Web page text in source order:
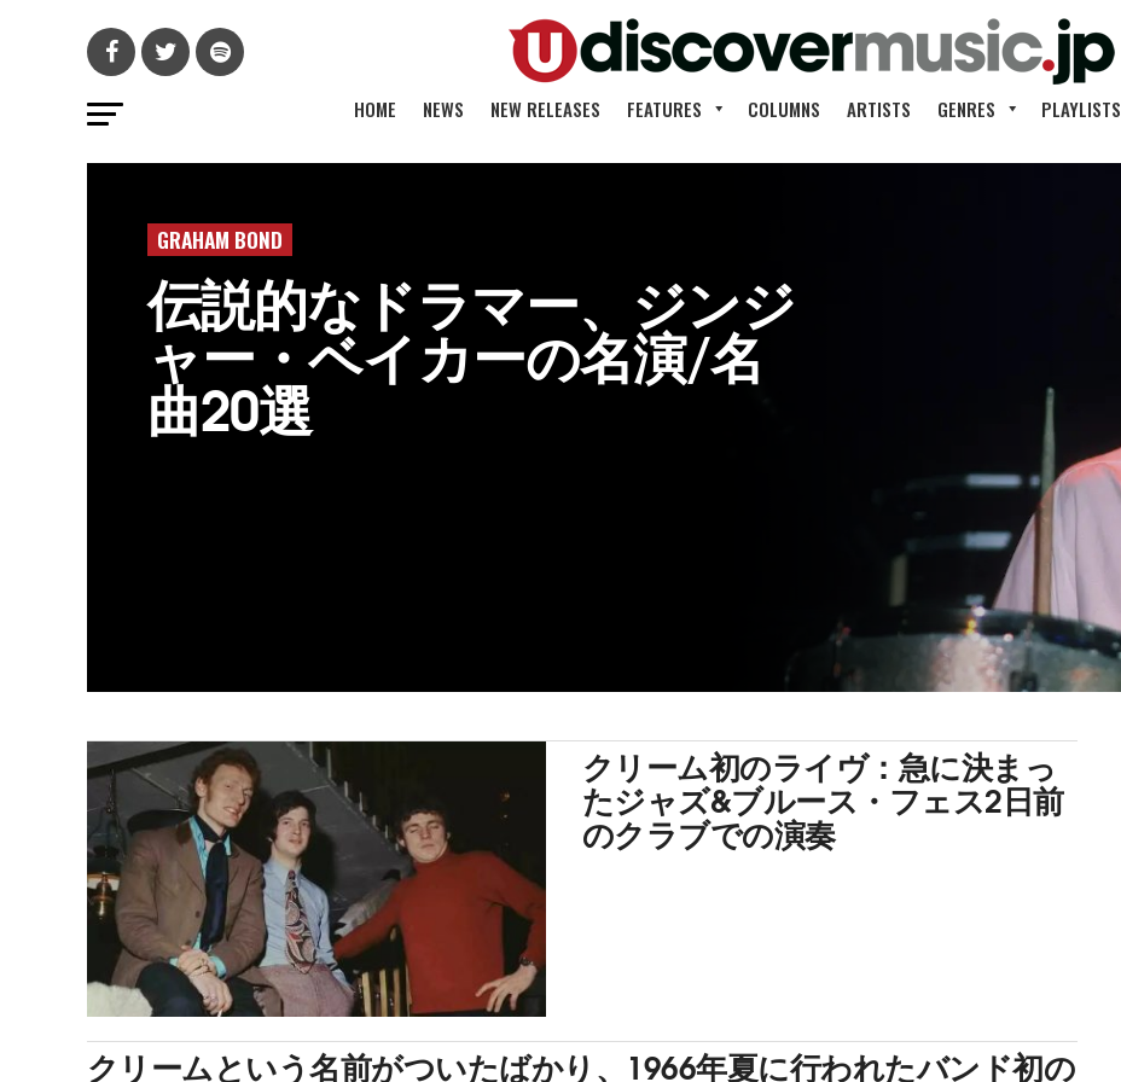
HOME NEWS NEW RELEASES FEATURES COLUMNS ARTISTS GENRES PLAYLISTS
GRAHAM BOND
伝説的なドラマー、ジンジ
ャー・ベイカーの名演/名
曲20選
クリーム初のライヴ：急に決まっ
たジャズ&ブルース・フェス2日前
のクラブでの演奏
クリームという名前がついたばかり、1966年夏に行われたバンド初の